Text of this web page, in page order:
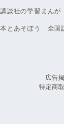
講談社の学習まんが
本とあそぼう 全国
広告
特定商